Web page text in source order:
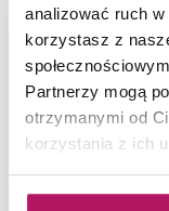
analizować ruch
korzystasz z
Partnerzy mogą
otrzymanymi od
korzystania z ich